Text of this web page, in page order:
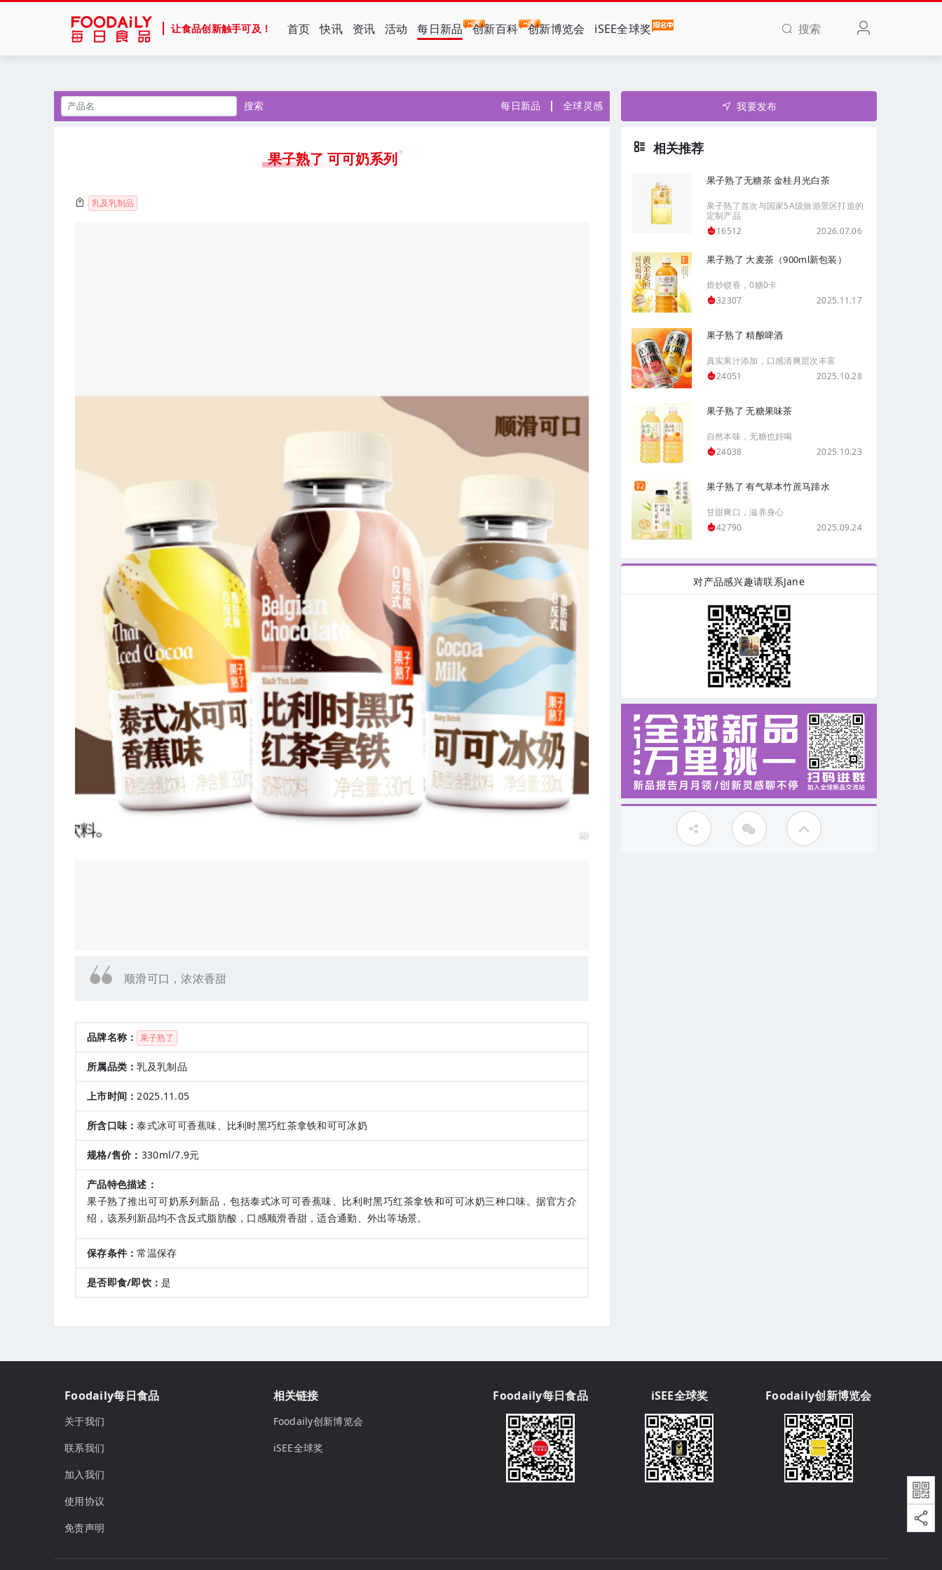
让食品创新触手可及！ 首页 快讯 资讯 活动 每日新品 创新百科 创新博览会 iSEE全球奖 搜索
搜索 每日新品 全球灵感
果子熟了 可可奶系列
乳及乳制品
顺滑可口，浓浓香甜
品牌名称： 果子熟了
所属品类：乳及乳制品
上市时间：2025.11.05
所含口味：泰式冰可可香蕉味、比利时黑巧红茶拿铁和可可冰奶
规格/售价： 330ml/7.9元
产品特色描述：
果子熟了推出可可奶系列新品，包括泰式冰可可香蕉味、比利时黑巧红茶拿铁和可可冰奶三种口味。据官方介
绍，该系列新品均不含反式脂肪酸，口感顺滑香甜，适合通勤、外出等场景。
保存条件：常温保存
是否即食/即饮：是
我要发布
相关推荐
果子熟了无糖茶 金桂月光白茶
果子熟了首次与国家5A级旅游景区打造的
定制产品
16512
2026.07.06
果子熟了 大麦茶（900ml新包装）
焙炒锁香，0糖0卡
32307
2025.11.17
果子熟了 精酿啤酒
真实果汁添加，口感清爽层次丰富
24051
2025.10.28
果子熟了 无糖果味茶
自然本味，无糖也好喝
24038
2025.10.23
果子熟了 有气草本竹蔗马蹄水
甘甜爽口，滋养身心
42790
2025.09.24
对产品感兴趣请联系Jane
Foodaily每日食品
关于我们
联系我们
加入我们
使用协议
免责声明
相关链接
Foodaily创新博览会
iSEE全球奖
Foodaily每日食品 iSEE全球奖 Foodaily创新博览会